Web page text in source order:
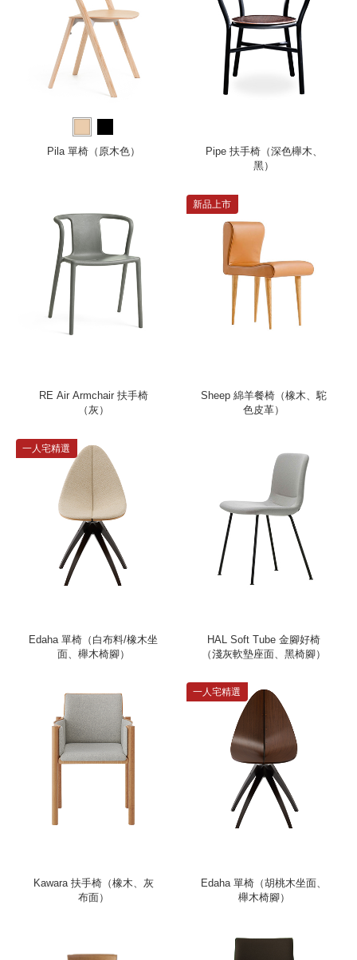
Pila 單椅（原木色）
Pipe 扶手椅（深色櫸木、
黑）
RE Air Armchair 扶手椅
（灰）
新品上市
Sheep 綿羊餐椅（橡木、駝
色皮革）
一人宅精選
Edaha 單椅（白布料/橡木坐
面、櫸木椅腳）
HAL Soft Tube 金腳好椅
（淺灰軟墊座面、黑椅腳）
Kawara 扶手椅（橡木、灰
布面）
一人宅精選
Edaha 單椅（胡桃木坐面、
櫸木椅腳）